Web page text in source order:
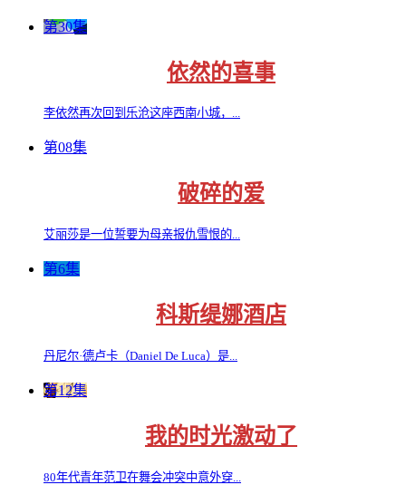
第30集
依然的喜事
李依然再次回到乐沧这座西南小城，...
第08集
破碎的爱
艾丽莎是一位誓要为母亲报仇雪恨的...
第6集
科斯缇娜酒店
丹尼尔·德卢卡（Daniel De Luca）是...
第12集
我的时光激动了
80年代青年范卫在舞会冲突中意外穿...